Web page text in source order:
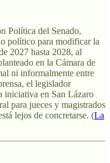
Política del Senado,
político para modificar la
2027 hasta 2028, al
en la Cámara de
ni informalmente entre
el legislador
iniciativa en San Lázaro
para jueces y magistrados
lejos de concretarse. (La